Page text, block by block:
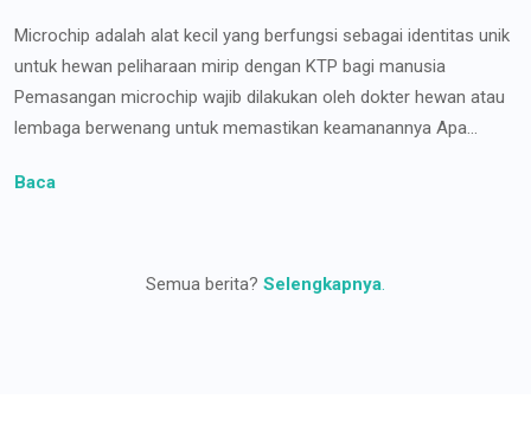
Microchip adalah alat kecil yang berfungsi sebagai identitas unik
untuk hewan peliharaan mirip dengan KTP bagi manusia
Pemasangan microchip wajib dilakukan oleh dokter hewan atau
lembaga berwenang untuk memastikan keamanannya Apa...
Baca
Semua berita? Selengkapnya